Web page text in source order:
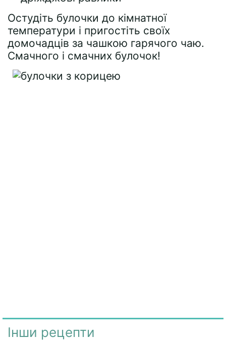
Остудіть булочки до кімнатної
температури і пригостіть своїх
домочадців за чашкою гарячого чаю.
Смачного і смачних булочок!
Інши рецепти